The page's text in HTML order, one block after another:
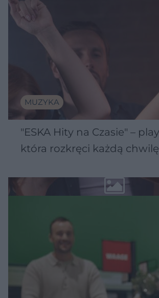
MUZYKA
"ESKA Hity na Czasie" –
która rozkręci każdą chwilę